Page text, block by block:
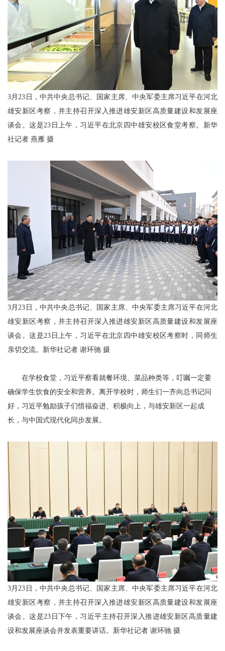
3月23日，中共中央总书记、国家主席、中央军委主席习近平在河北
雄安新区考察，并主持召开深入推进雄安新区高质量建设和发展座
谈会。这是23日上午，习近平在北京四中雄安校区食堂考察。新华
社记者 燕雁 摄
3月23日，中共中央总书记、国家主席、中央军委主席习近平在河北
雄安新区考察，并主持召开深入推进雄安新区高质量建设和发展座
谈会。这是23日上午，习近平在北京四中雄安校区考察时，同师生
亲切交流。新华社记者 谢环驰 摄
在学校食堂，习近平察看就餐环境、菜品种类等，叮嘱一定要
确保学生饮食的安全和营养。离开学校时，师生们一齐向总书记问
好，习近平勉励孩子们惜福奋进、积极向上，与雄安新区一起成
长，与中国式现代化同步发展。
3月23日，中共中央总书记、国家主席、中央军委主席习近平在河北
雄安新区考察，并主持召开深入推进雄安新区高质量建设和发展座
谈会。这是23日下午，习近平主持召开深入推进雄安新区高质量建
设和发展座谈会并发表重要讲话。新华社记者 谢环驰 摄